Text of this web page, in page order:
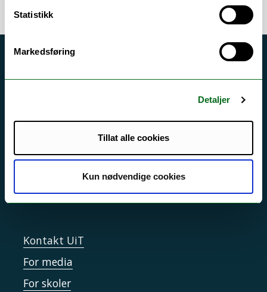
Statistikk
Markedsføring
Detaljer
Tillat alle cookies
Kun nødvendige cookies
Si ifra!
Informasjonskapsler
Tilgjengelighetserklæring
Kontakt UiT
For media
For skoler